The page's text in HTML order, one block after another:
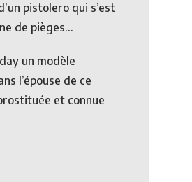
pistolero qui s’est
de pièges…
un modèle
l’épouse de ce
et connue